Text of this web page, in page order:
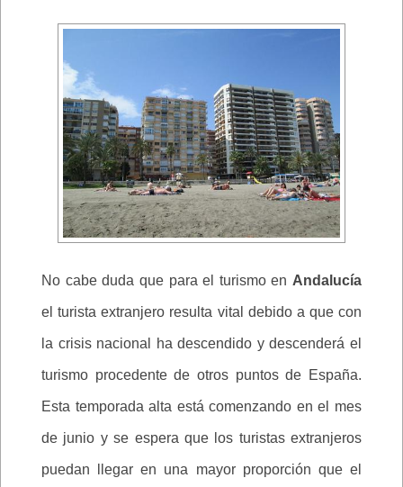
No cabe duda que para el turismo en Andalucía
el turista extranjero resulta vital debido a que con
la crisis nacional ha descendido y descenderá el
turismo procedente de otros puntos de España.
Esta temporada alta está comenzando en el mes
de junio y se espera que los turistas extranjeros
puedan llegar en una mayor proporción que el